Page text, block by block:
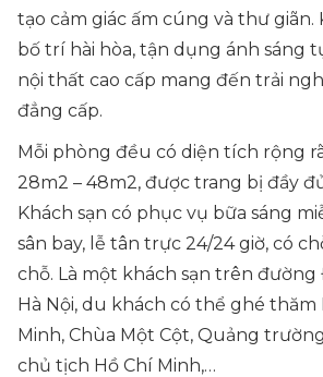
tạo cảm giác ấm cúng và thư giãn.
bố trí hài hòa, tận dụng ánh sáng
nội thất cao cấp mang đến trải
đẳng cấp.
Mỗi phòng đều có diện tích rộng
28m2 – 48m2, được trang bị đầy
Khách sạn có phục vụ bữa sáng
sân bay, lễ tân trực 24/24 giờ, có
chỗ. Là một khách sạn trên đường
Hà Nội, du khách có thể ghé thăm
Minh, Chùa Một Cột, Quảng
chủ tịch Hồ Chí Minh,…